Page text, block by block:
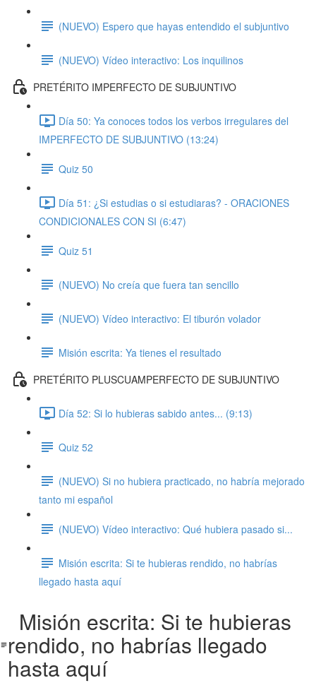
(NUEVO) Espero que hayas entendido el subjuntivo
(NUEVO) Vídeo interactivo: Los inquilinos
PRETÉRITO IMPERFECTO DE SUBJUNTIVO
Día 50: Ya conoces todos los verbos irregulares del
IMPERFECTO DE SUBJUNTIVO (13:24)
Quiz 50
Día 51: ¿Si estudias o si estudiaras? - ORACIONES
CONDICIONALES CON SI (6:47)
Quiz 51
(NUEVO) No creía que fuera tan sencillo
(NUEVO) Vídeo interactivo: El tiburón volador
Misión escrita: Ya tienes el resultado
PRETÉRITO PLUSCUAMPERFECTO DE SUBJUNTIVO
Día 52: Si lo hubieras sabido antes... (9:13)
Quiz 52
(NUEVO) Si no hubiera practicado, no habría mejorado
tanto mi español
(NUEVO) Vídeo interactivo: Qué hubiera pasado si...
Misión escrita: Si te hubieras rendido, no habrías
llegado hasta aquí
Misión escrita: Si te hubieras
rendido, no habrías llegado
hasta aquí